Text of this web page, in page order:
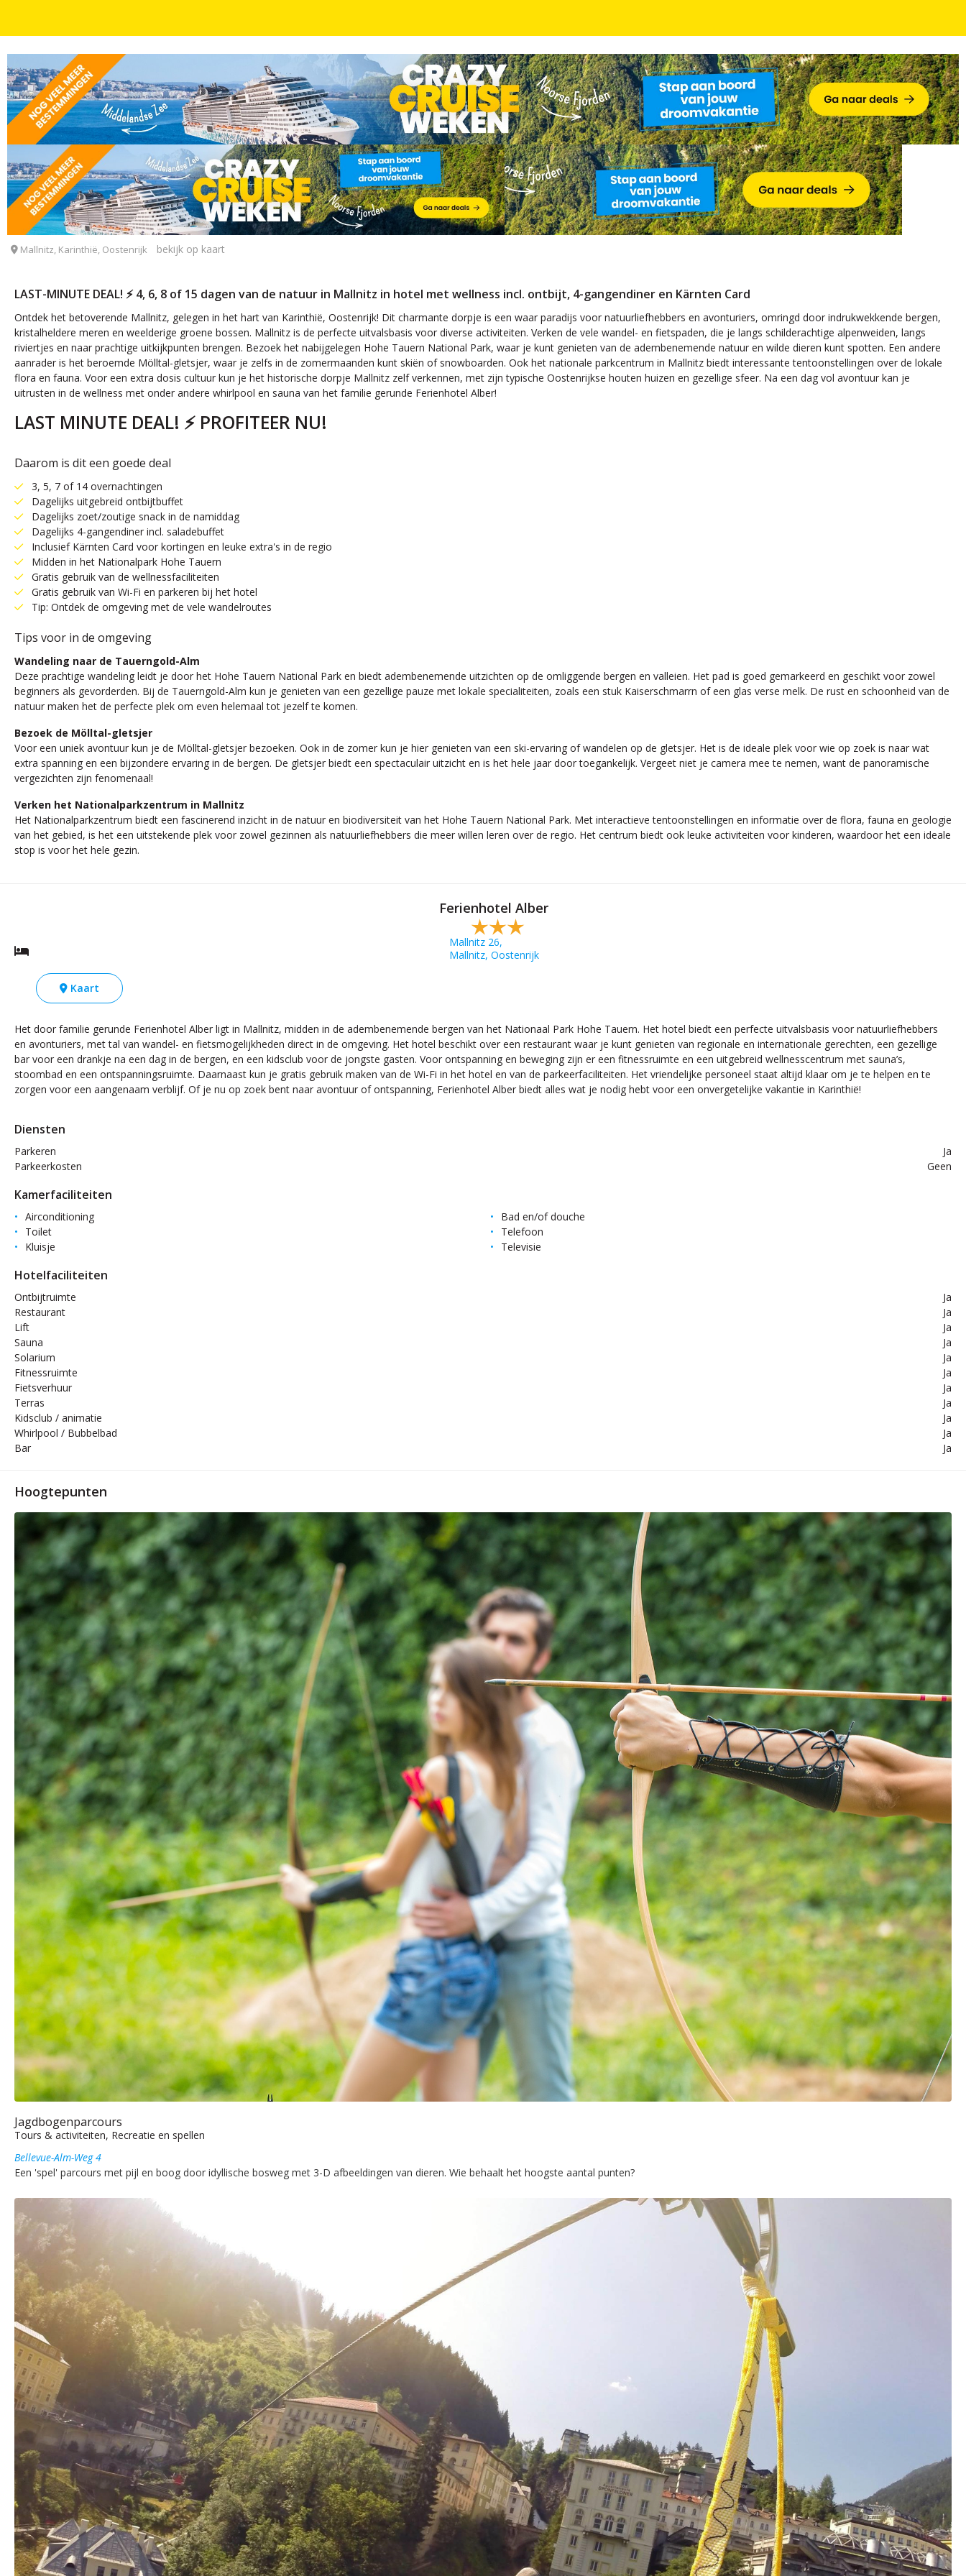
AUTOVAKANTIES DAGEN
LAST-MINUTE DEAL! ⚡️ Geniet van de natuur in Mallnitz in hotel met wellness incl. ontbijt, 4-gangendiner en Kärnten Card
Ferienhotel Alber
Mallnitz, Karinthië, Oostenrijk bekijk op kaart
LAST-MINUTE DEAL! ⚡️ 4, 6, 8 of 15 dagen van de natuur in Mallnitz in hotel met wellness incl. ontbijt, 4-gangendiner en Kärnten Card
Ontdek het betoverende Mallnitz, gelegen in het hart van Karinthië, Oostenrijk! Dit charmante dorpje is een waar paradijs voor natuurliefhebbers en avonturiers, omringd door indrukwekkende bergen,
kristalheldere meren en weelderige groene bossen. Mallnitz is de perfecte uitvalsbasis voor diverse activiteiten. Verken de vele wandel- en fietspaden, die je langs schilderachtige alpenweiden, langs
riviertjes en naar prachtige uitkijkpunten brengen. Bezoek het nabijgelegen Hohe Tauern National Park, waar je kunt genieten van de adembenemende natuur en wilde dieren kunt spotten. Een andere
aanrader is het beroemde Mölltal-gletsjer, waar je zelfs in de zomermaanden kunt skiën of snowboarden. Ook het nationale parkcentrum in Mallnitz biedt interessante tentoonstellingen over de lokale
flora en fauna. Voor een extra dosis cultuur kun je het historische dorpje Mallnitz zelf verkennen, met zijn typische Oostenrijkse houten huizen en gezellige sfeer. Na een dag vol avontuur kan je
uitrusten in de wellness met onder andere whirlpool en sauna van het familie gerunde Ferienhotel Alber!
LAST MINUTE DEAL! ⚡️ PROFITEER NU!
Daarom is dit een goede deal
3, 5, 7 of 14 overnachtingen
Dagelijks uitgebreid ontbijtbuffet
Dagelijks zoet/zoutige snack in de namiddag
Dagelijks 4-gangendiner incl. saladebuffet
Inclusief Kärnten Card voor kortingen en leuke extra's in de regio
Midden in het Nationalpark Hohe Tauern
Gratis gebruik van de wellnessfaciliteiten
Gratis gebruik van Wi-Fi en parkeren bij het hotel
Tip: Ontdek de omgeving met de vele wandelroutes
Tips voor in de omgeving
Wandeling naar de Tauerngold-Alm
Deze prachtige wandeling leidt je door het Hohe Tauern National Park en biedt adembenemende uitzichten op de omliggende bergen en valleien. Het pad is goed gemarkeerd en geschikt voor zowel
beginners als gevorderden. Bij de Tauerngold-Alm kun je genieten van een gezellige pauze met lokale specialiteiten, zoals een stuk Kaiserschmarrn of een glas verse melk. De rust en schoonheid van de
natuur maken het de perfecte plek om even helemaal tot jezelf te komen.
Bezoek de Mölltal-gletsjer
Voor een uniek avontuur kun je de Mölltal-gletsjer bezoeken. Ook in de zomer kun je hier genieten van een ski-ervaring of wandelen op de gletsjer. Het is de ideale plek voor wie op zoek is naar wat
extra spanning en een bijzondere ervaring in de bergen. De gletsjer biedt een spectaculair uitzicht en is het hele jaar door toegankelijk. Vergeet niet je camera mee te nemen, want de panoramische
vergezichten zijn fenomenaal!
Verken het Nationalparkzentrum in Mallnitz
Het Nationalparkzentrum biedt een fascinerend inzicht in de natuur en biodiversiteit van het Hohe Tauern National Park. Met interactieve tentoonstellingen en informatie over de flora, fauna en geologie
van het gebied, is het een uitstekende plek voor zowel gezinnen als natuurliefhebbers die meer willen leren over de regio. Het centrum biedt ook leuke activiteiten voor kinderen, waardoor het een ideale
stop is voor het hele gezin.
Ferienhotel Alber
Mallnitz 26,
Mallnitz, Oostenrijk
Kaart
Het door familie gerunde Ferienhotel Alber ligt in Mallnitz, midden in de adembenemende bergen van het Nationaal Park Hohe Tauern. Het hotel biedt een perfecte uitvalsbasis voor natuurliefhebbers
en avonturiers, met tal van wandel- en fietsmogelijkheden direct in de omgeving. Het hotel beschikt over een restaurant waar je kunt genieten van regionale en internationale gerechten, een gezellige
bar voor een drankje na een dag in de bergen, en een kidsclub voor de jongste gasten. Voor ontspanning en beweging zijn er een fitnessruimte en een uitgebreid wellnesscentrum met sauna’s,
stoombad en een ontspanningsruimte. Daarnaast kun je gratis gebruik maken van de Wi-Fi in het hotel en van de parkeerfaciliteiten. Het vriendelijke personeel staat altijd klaar om je te helpen en te
zorgen voor een aangenaam verblijf. Of je nu op zoek bent naar avontuur of ontspanning, Ferienhotel Alber biedt alles wat je nodig hebt voor een onvergetelijke vakantie in Karinthië!
Diensten
Parkeren
Ja
Parkeerkosten
Geen
Kamerfaciliteiten
Airconditioning
Bad en/of douche
Toilet
Telefoon
Kluisje
Televisie
Hotelfaciliteiten
Ontbijtruimte
Ja
Restaurant
Ja
Lift
Ja
Sauna
Ja
Solarium
Ja
Fitnessruimte
Ja
Fietsverhuur
Ja
Terras
Ja
Kidsclub / animatie
Ja
Whirlpool / Bubbelbad
Ja
Bar
Ja
Hoogtepunten
Jagdbogenparcours
Tours & activiteiten, Recreatie en spellen
Bellevue-Alm-Weg 4
Een 'spel' parcours met pijl en boog door idyllische bosweg met 3-D afbeeldingen van dieren. Wie behaalt het hoogste aantal punten?